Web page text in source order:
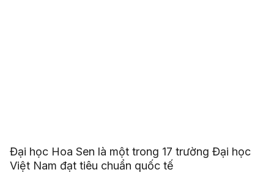
Đại học Hoa Sen là một trong 17 trường Đại học
Việt Nam đạt tiêu chuẩn quốc tế